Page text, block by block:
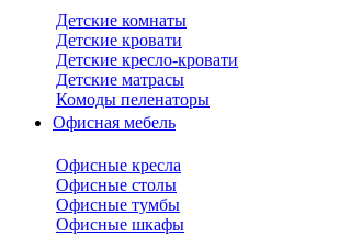
Детские комнаты
Детские кровати
Детские кресло-кровати
Детские матрасы
Комоды пеленаторы
Офисная мебель
Офисные кресла
Офисные столы
Офисные тумбы
Офисные шкафы